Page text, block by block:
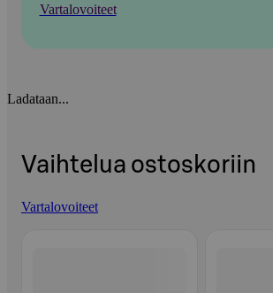
Vartalovoiteet
Ladataan...
Vaihtelua ostoskoriin
Vartalovoiteet